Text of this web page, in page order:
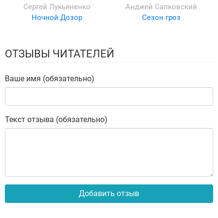
Сергей Лукьяненко
Ночной Дозор
Анджей Сапковский
Сезон гроз
ОТЗЫВЫ ЧИТАТЕЛЕЙ
Ваше имя (обязательно)
Текст отзыва (обязательно)
Добавить отзыв